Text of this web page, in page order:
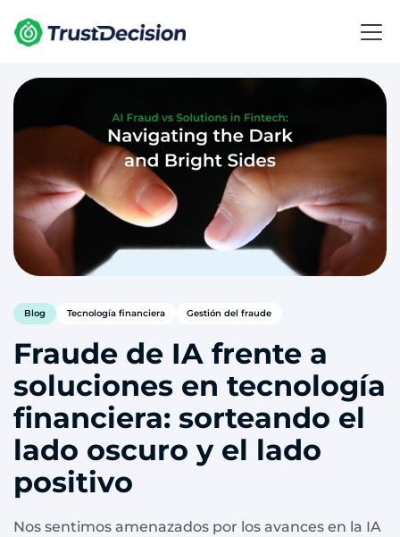
Blog Tecnología financiera Gestión del fraude
Fraude de IA frente a
soluciones en tecnología
financiera: sorteando el
lado oscuro y el lado
positivo
Nos sentimos amenazados por los avances en la IA